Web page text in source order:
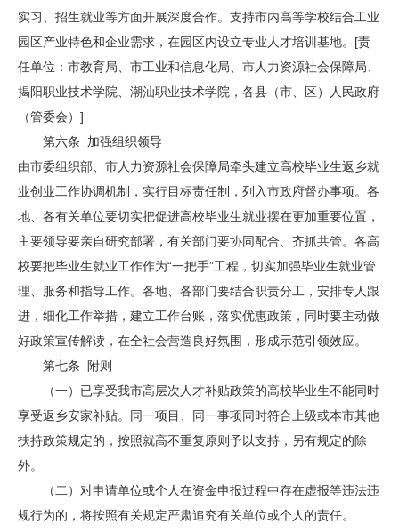
实习、招生就业等方面开展深度合作。支持市内高等学校结合工业
园区产业特色和企业需求，在园区内设立专业人才培训基地。[责
任单位：市教育局、市工业和信息化局、市人力资源社会保障局、
揭阳职业技术学院、潮汕职业技术学院，各县（市、区）人民政府
（管委会）]
第六条 加强组织领导
由市委组织部、市人力资源社会保障局牵头建立高校毕业生返乡就
业创业工作协调机制，实行目标责任制，列入市政府督办事项。各
地、各有关单位要切实把促进高校毕业生就业摆在更加重要位置，
主要领导要亲自研究部署，有关部门要协同配合、齐抓共管。各高
校要把毕业生就业工作作为“一把手”工程，切实加强毕业生就业管
理、服务和指导工作。各地、各部门要结合职责分工，安排专人跟
进，细化工作举措，建立工作台账，落实优惠政策，同时要主动做
好政策宣传解读，在全社会营造良好氛围，形成示范引领效应。
第七条 附则
（一）已享受我市高层次人才补贴政策的高校毕业生不能同时
享受返乡安家补贴。同一项目、同一事项同时符合上级或本市其他
扶持政策规定的，按照就高不重复原则予以支持，另有规定的除
外。
（二）对申请单位或个人在资金申报过程中存在虚报等违法违
规行为的，将按照有关规定严肃追究有关单位或个人的责任。